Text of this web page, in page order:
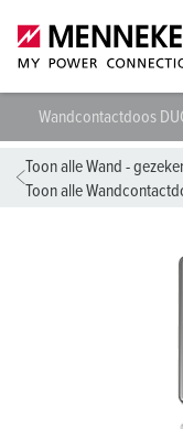
Wandcontactdoos
Toon alle Wand -
Toon alle